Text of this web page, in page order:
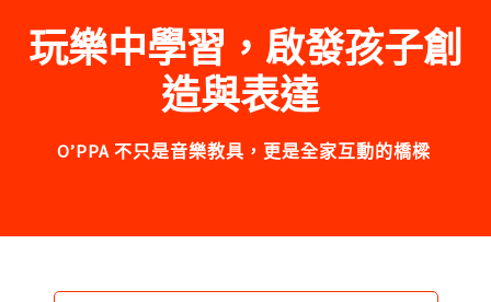
玩樂中學習，啟發孩⼦創
造與表達
O’PPA 不只是⾳樂教具，更是全家互動的橋樑